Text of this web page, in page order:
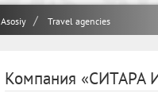
Asosiy Travel agencies
Компания